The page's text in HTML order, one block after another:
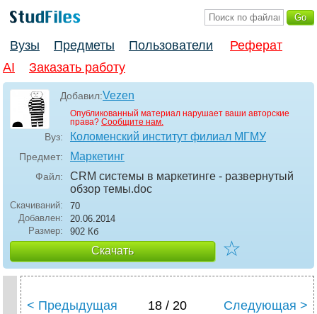
Вузы Предметы Пользователи
Реферат
AI
Заказать работу
Добавил:Vezen
Опубликованный материал нарушает ваши авторские
права? Сообщите нам.
Вуз: Коломенский институт филиал МГМУ
Предмет: Маркетинг
Файл:
CRM системы в маркетинге - развернутый
обзор темы.doc
Скачиваний:
70
Добавлен:
20.06.2014
Размер:
902 Кб
Скачать ☆
< Предыдущая 18 / 20 Следующая >